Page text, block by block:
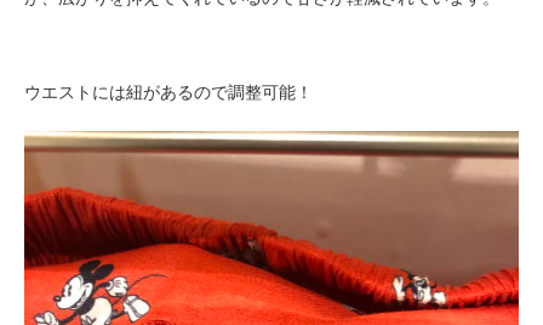
ウエストには紐があるので調整可能！